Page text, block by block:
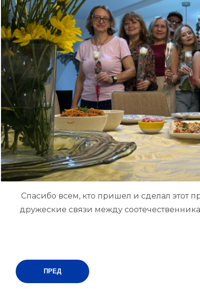
Спасибо всем, кто пришел и сделал этот
дружеские связи между
ПРЕД